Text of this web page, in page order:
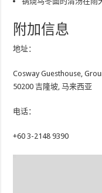
附加信息
地址：
Cosway Guesthouse,
50200 吉隆坡, 马来西亚
电话：
+60 3-2148 9390